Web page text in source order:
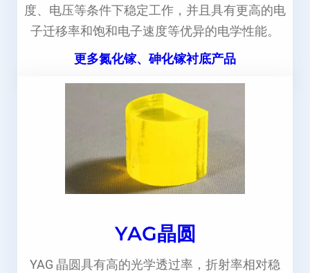
度、电压等条件下稳定工作，并且具有更高的电
子迁移率和饱和电子速度等优异的电学性能。
更多氮化镓、砷化镓衬底产品
YAG晶圆
YAG 晶圆具有高的光学透过率，折射率相对稳